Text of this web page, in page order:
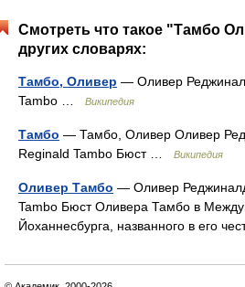
Смотреть что такое "Тамбо
других словарях:
Тамбо, Оливер — Оливер
Tambo …
Википедия
Тамбо — Тамбо, Оливер Оливер
Reginald Tambo Бюст …
Википедия
Оливер Тамбо — Оливер
Tambo Бюст Оливера Тамбо в
Йоханнесбурга, названного в его